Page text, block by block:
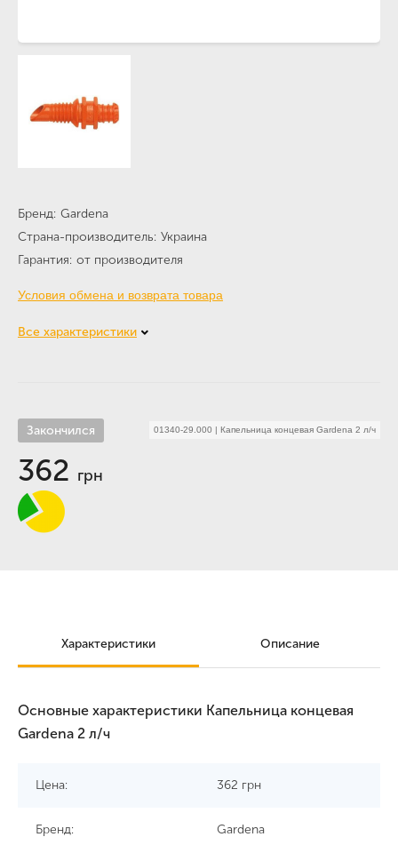
Бренд Gardena
Страна-производитель Украина
Гарантия от производителя
Условия обмена и возврата товара
Все характеристики
Закончился 01340-29.000 | Капельница концевая Gardena 2 л/ч
362 грн
Характеристики Описание
Основные характеристики Капельница концевая
Gardena 2 л/ч
Цена: 362 грн
Бренд: Gardena